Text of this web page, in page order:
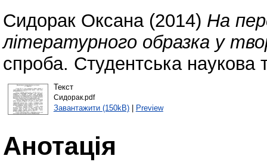
Сидорак Оксана(2014) На
літературного образка у
спроба. Студентська
Текст
Сидорак.pdf
Завантажити (150kB)| Preview
Анотація